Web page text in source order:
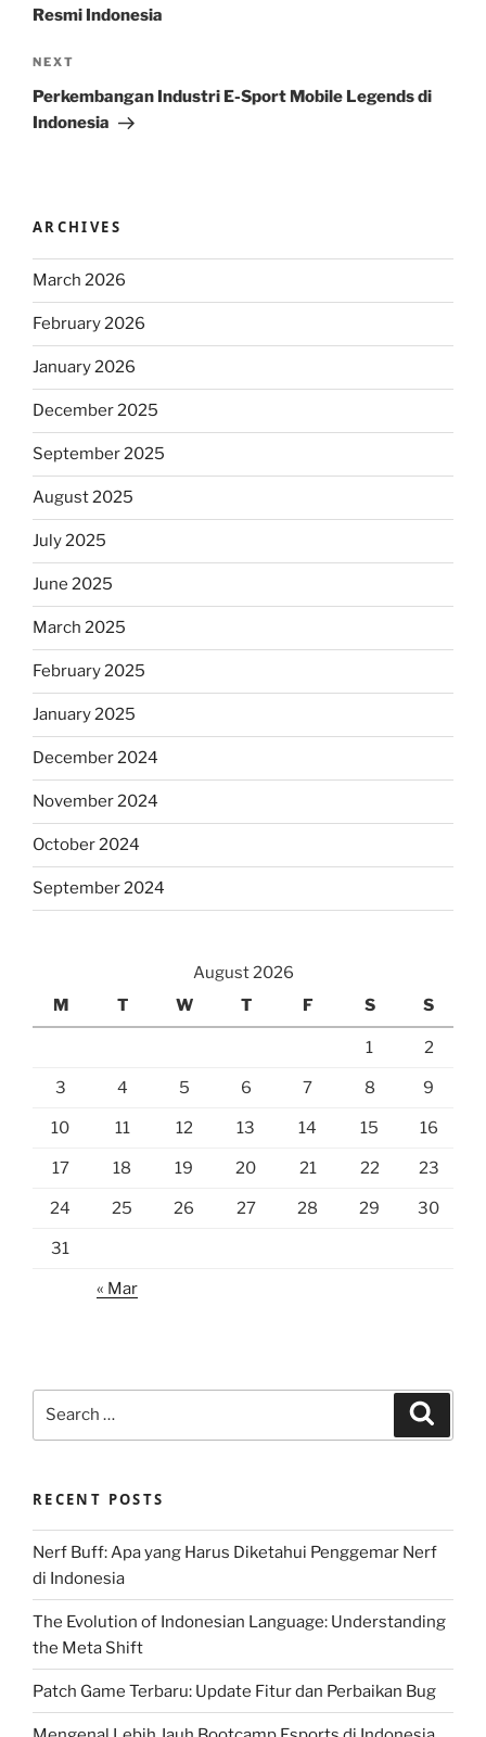
Resmi Indonesia
Next
Post
NEXT
Perkembangan Industri E-Sport Mobile Legends di
Indonesia
ARCHIVES
March 2026
February 2026
January 2026
December 2025
September 2025
August 2025
July 2025
June 2025
March 2025
February 2025
January 2025
December 2024
November 2024
October 2024
September 2024
August 2026
M
T W T F S S
1 2
3 4 5 6 7 8 9
10 11 12 13 14 15 16
17 18 19 20 21 22 23
24 25 26 27 28 29 30
31
« Mar
RECENT POSTS
Nerf Buff: Apa yang Harus Diketahui Penggemar Nerf
di Indonesia
The Evolution of Indonesian Language: Understanding
the Meta Shift
Patch Game Terbaru: Update Fitur dan Perbaikan Bug